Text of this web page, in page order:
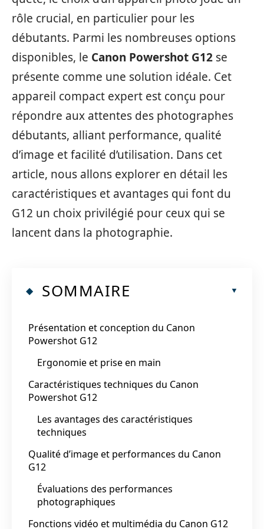
rôle crucial, en particulier pour les
débutants. Parmi les nombreuses options
disponibles, le Canon Powershot G12 se
présente comme une solution idéale. Cet
appareil compact expert est conçu pour
répondre aux attentes des photographes
débutants, alliant performance, qualité
d’image et facilité d’utilisation. Dans cet
article, nous allons explorer en détail les
caractéristiques et avantages qui font du
G12 un choix privilégié pour ceux qui se
lancent dans la photographie.
SOMMAIRE
Présentation et conception du Canon
Powershot G12
Ergonomie et prise en main
Caractéristiques techniques du Canon
Powershot G12
Les avantages des caractéristiques
techniques
Qualité d’image et performances du Canon
G12
Évaluations des performances
photographiques
Fonctions vidéo et multimédia du Canon G12